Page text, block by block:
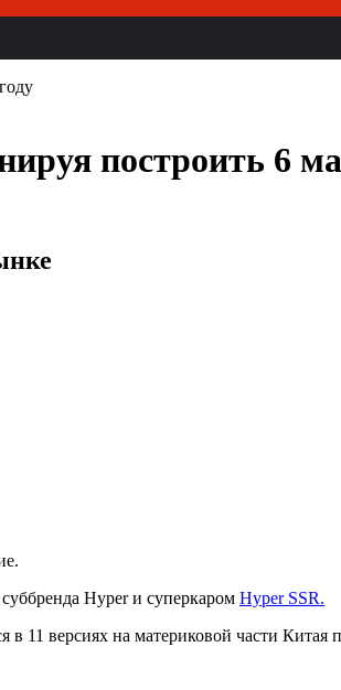
построить 6
суббренда Hyper и суперкаром Hyper SSR.
11 версиях на материковой части Китая